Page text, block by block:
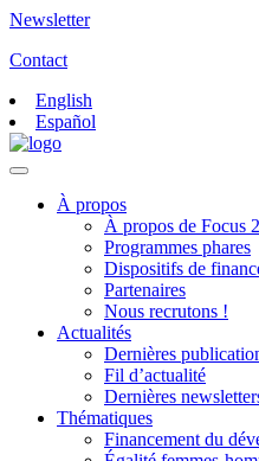
Newsletter
Contact
English
Español
À propos
À propos de Focus
Programmes phares
Dispositifs de
Partenaires
Nous recrutons !
Actualités
Dernières
Fil d’actualité
Dernières
Thématiques
Financement du